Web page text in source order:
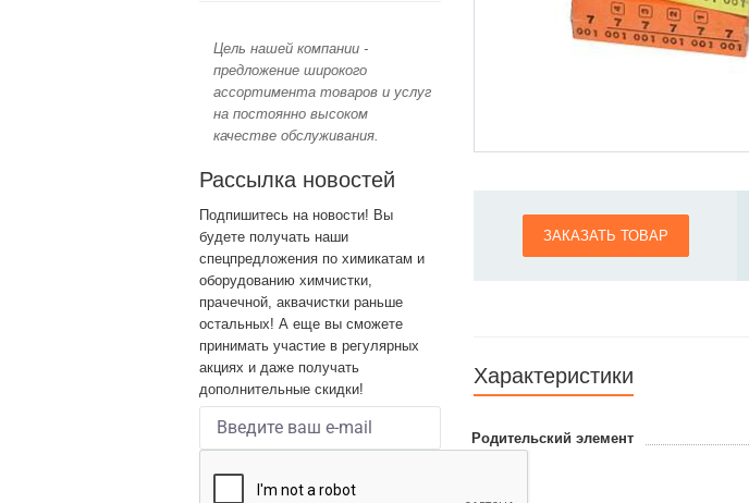
Цель нашей компании -
предложение широкого
ассортимента товаров и услуг
на постоянно высоком
качестве обслуживания.
Рассылка новостей
Подпишитесь на новости! Вы
будете получать наши
спецпредложения по химикатам и
оборудованию химчистки,
прачечной, аквачистки раньше
остальных! А еще вы сможете
принимать участие в регулярных
акциях и даже получать
дополнительные скидки!
ЗАКАЗАТЬ ТОВАР
Характеристики
Родительский элемент